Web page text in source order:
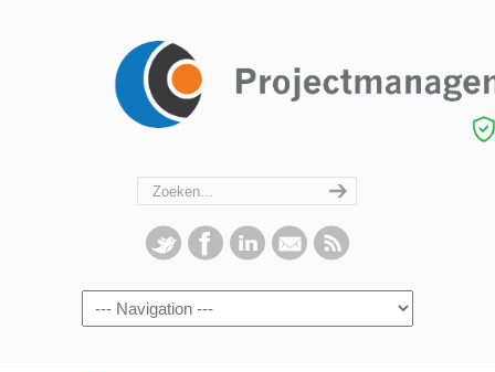
Navigation